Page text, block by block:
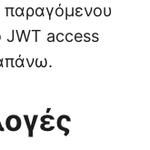
παραγόμενου
JWT access